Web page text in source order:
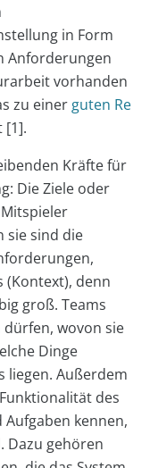
in Form
Anforderungen
vorhanden
zu einer guten Re
[1].
Kräfte für
Die Ziele oder
sie sind die
(Kontext), denn
groß. Teams
dürfen, wovon sie
Dinge
liegen. Außerdem
des
Aufgaben kennen,
Dazu gehören